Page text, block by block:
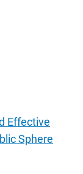
Effective
Sphere